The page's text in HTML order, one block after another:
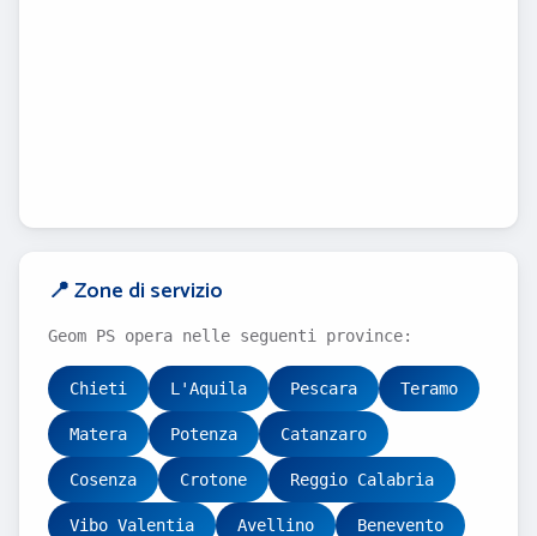
📍 Zone di servizio
Geom PS opera nelle seguenti province:
Chieti L'Aquila Pescara Teramo
Matera Potenza Catanzaro
Cosenza Crotone Reggio Calabria
Vibo Valentia Avellino Benevento